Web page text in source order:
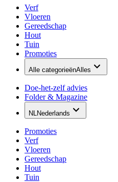
Verf
Vloeren
Gereedschap
Hout
Tuin
Promoties
Alle categorieënAlles
Doe-het-zelf advies
Folder & Magazine
NLNederlands
Promoties
Verf
Vloeren
Gereedschap
Hout
Tuin